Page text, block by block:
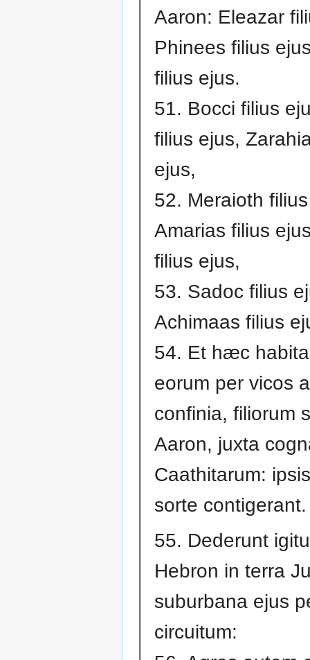
Aaron: Eleazar
Phinees filius
filius ejus.
51. Bocci filius
filius ejus,
ejus,
52. Meraioth
Amarias filius
filius ejus,
53. Sadoc filius
Achimaas filius
54. Et hæc
eorum per vicos
confinia, filiorum
Aaron, juxta
Caathitarum:
sorte contigerant.
55. Dederunt
Hebron in terra
suburbana ejus
circuitum: